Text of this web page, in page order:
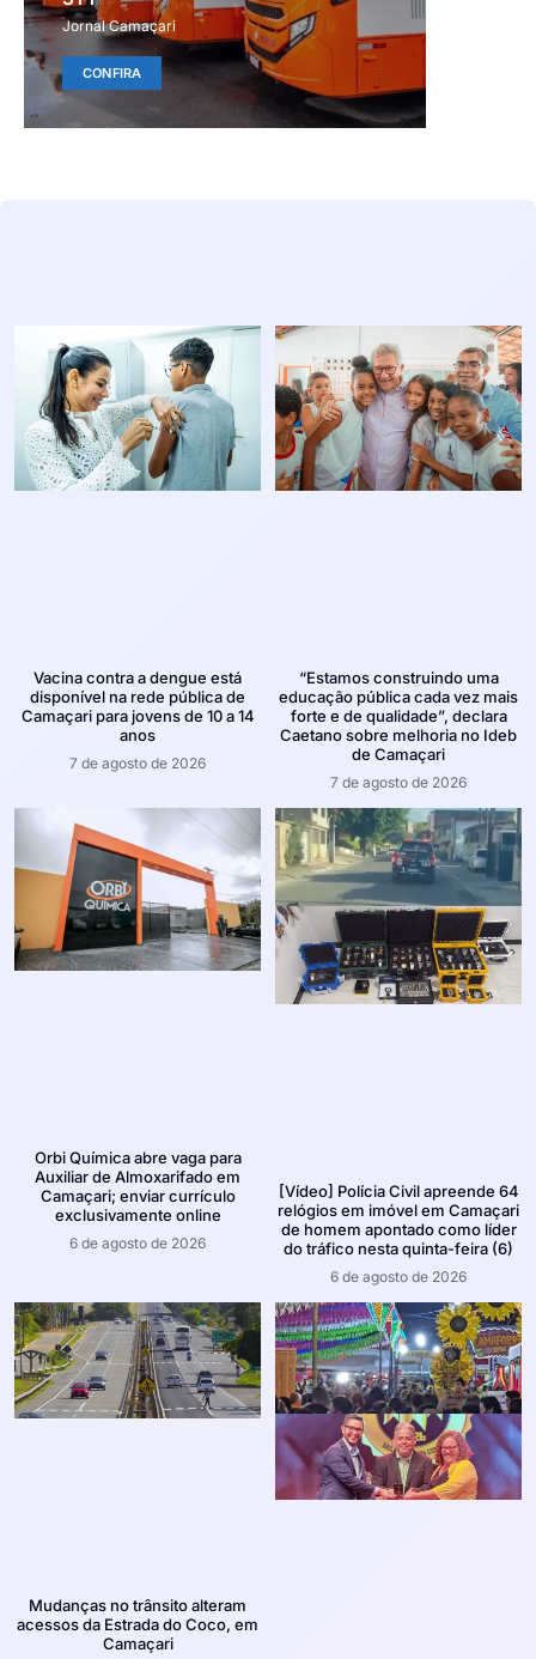
Jornal Camaçari
CONFIRA
Vacina contra a dengue está
disponível na rede pública de
Camaçari para jovens de 10 a 14
anos
7 de agosto de 2026
“Estamos construindo uma
educação pública cada vez mais
forte e de qualidade”, declara
Caetano sobre melhoria no Ideb
de Camaçari
7 de agosto de 2026
Orbi Química abre vaga para
Auxiliar de Almoxarifado em
Camaçari; enviar currículo
exclusivamente online
6 de agosto de 2026
[Vídeo] Polícia Civil apreende 64
relógios em imóvel em Camaçari
de homem apontado como líder
do tráfico nesta quinta-feira (6)
6 de agosto de 2026
Mudanças no trânsito alteram
acessos da Estrada do Coco, em
Camaçari